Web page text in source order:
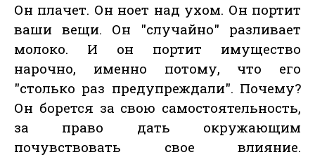
Он плачет. Он ноет над ухом. Он портит
ваши вещи. Он "случайно" разливает
молоко. И он портит имущество
нарочно, именно потому, что его
"столько раз предупреждали". Почему?
Он борется за свою самостоятельность,
за право дать окружающим
почувствовать свое влияние.